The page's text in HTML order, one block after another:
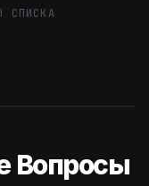
СПИСКА
Вопросы